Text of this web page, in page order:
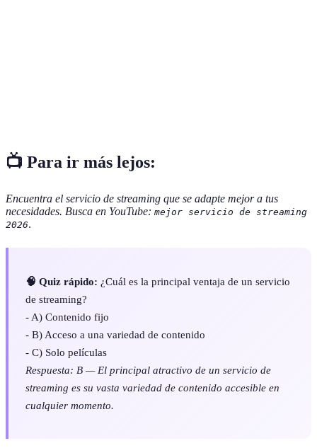
📺 Para ir más lejos:
Encuentra el servicio de streaming que se adapte mejor a tus
necesidades. Busca en YouTube: mejor servicio de streaming
2026.
🧠 Quiz rápido: ¿Cuál es la principal ventaja de un servicio
de streaming?
- A) Contenido fijo
- B) Acceso a una variedad de contenido
- C) Solo películas
Respuesta: B — El principal atractivo de un servicio de
streaming es su vasta variedad de contenido accesible en
cualquier momento.